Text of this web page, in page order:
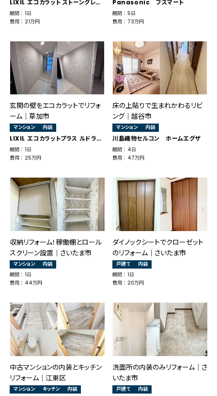
LIXIL エコカラット ストーングレース
期間 ： 1日
費用 ： 21万円
Panasonic フスマート
期間 ： 5日
費用 ： 73万円
玄関の壁をエコカラットでリフォ
ーム│草加市
マンション 内装
LIXIL エコカラットプラス ルドラNX ホワイト
期間 ： 1日
費用 ： 25万円
床の上貼りで生まれかわるリビ
ング│越谷市
マンション 内装
川島織物セルコン ホームエグザ
期間 ： 4日
費用 ： 47万円
収納リフォーム！稼働棚とロール
スクリーン設置│さいたま市
マンション
内装
期間 ： 1日
費用 ： 44万円
ダイノックシートでクローゼット
のリフォーム｜さいたま市
戸建て
内装
期間 ： 1日
費用 ： 20万円
中古マンションの内装とキッチン
リフォーム｜江東区
マンション キッチン 内装
洗面所の内装のみリフォーム｜さ
いたま市
戸建て
内装